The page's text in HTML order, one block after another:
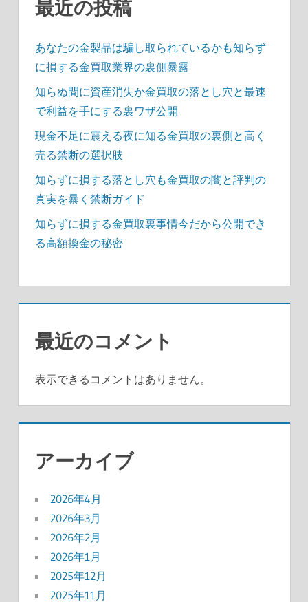
最近の投稿
あなたの金製品は騙し取られているかも知らず
に損する金買取業界の裏側暴露
知らぬ間に資産消失か金買取の落とし穴と最速
で利益を手にする裏ワザ公開
現金不足に震える夜に知る金買取の裏側と高く
売る禁断の選択肢
知らずに損する落とし穴も金買取の闇と評判の
真実を暴く禁断ガイド
知らずに損する金買取裏事情今だから公開でき
る高額換金の秘密
最近のコメント
表示できるコメントはありません。
アーカイブ
2026年4月
2026年3月
2026年2月
2026年1月
2025年12月
2025年11月